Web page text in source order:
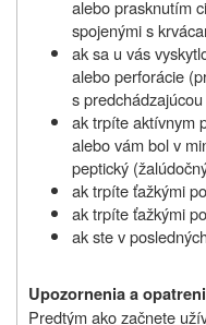
alebo prasknutím
spojenými s
ak sa u vás
alebo perforácie
s
ak trpíte aktívnym
alebo vám bol v
peptický
ak trpíte ťažkými
ak trpíte ťažkými
ak ste v
Upozornenia a
Predtým ako začnete